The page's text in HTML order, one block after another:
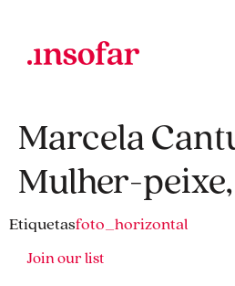
Marcela
Mulher-
Etiquetasfoto_horizontal
Join our list